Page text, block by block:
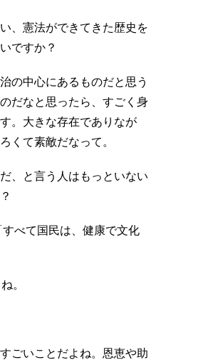
、憲法ができてきた歴史を
ですか？
の中心にあるものだと思う
だなと思ったら、すごく身
。大きな存在でありなが
くて素敵だなって。
、と言う人はもっといない
べて国民は、健康で文化
。
ごいことだよね。恩恵や助